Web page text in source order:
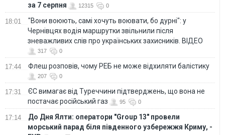
за 7 серпня
12315 0
18:01
"Вони воюють, самі хочуть воювати, бо дурні": у
Чернівцях водія маршрутки звільнили після
зневажливих слів про українських захисників. ВІДЕО
317 0
17:44 Флеш розповів, чому РЕБ не може відхиляти балістику
207 0
17:31
ЄС вимагає від Туреччини підтверджень, що вона не
постачає російський газ
95 0
17:14
До Дня Ялти: оператори "Group 13" провели
морський парад біля південного узбережжя Криму, -